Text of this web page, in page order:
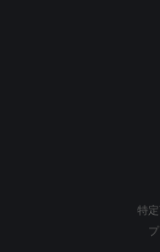
ほど良い裾幅で足さば
トップスとも相性抜群で
特